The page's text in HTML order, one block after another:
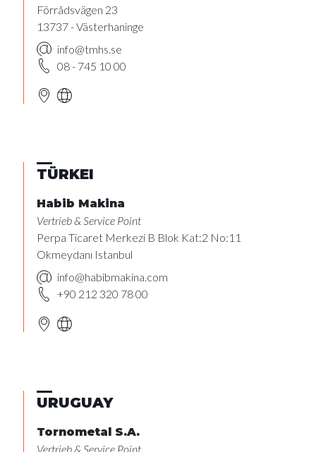
Förrådsvägen 23
13737 - Västerhaninge
info@tmhs.se
08 - 745 10 00
TÜRKEI
Habib Makina
Vertrieb & Service Point
Perpa Ticaret Merkezi B Blok Kat:2 No:11
Okmeydanı Istanbul
info@habibmakina.com
+90 212 320 78 00
URUGUAY
Tornometal S.A.
Vertrieb & Service Point